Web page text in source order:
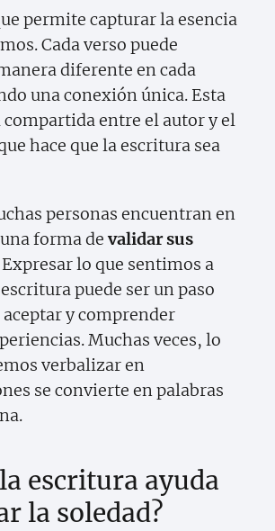
permite capturar la esencia
Cada verso puede
diferente en cada
una conexión única. Esta
entre el autor y el
hace que la escritura sea
personas encuentran en
forma devalidar sus
Expresar lo que sentimos a
puede ser un paso
y comprender
Muchas veces, lo
verbalizar en
se convierte en palabras
escritura ayuda
la soledad?